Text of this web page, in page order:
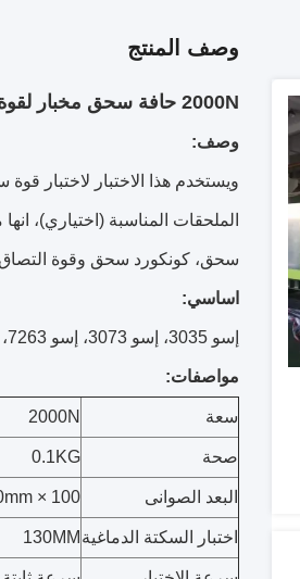
وصف المنتج
2000N حافة سحق مخبار لقوة مقوى مع 130mm إختبار ستروك
وصف:
ويستخدم هذا الاختبار لاختبار
الملحقات المناسبة (اختياري)،
سحق، كونكورد سحق وقوة التصاق
اساسي:
إسو 3035، إسو 3073، إسو 7263، غب / T 2679.8، غب / T 6546-1998، غب / T 6548، غب / T 2679
مواصفات:
سعة 2000N
صحة 0.1KG
البعد الصوانى 100 × 100mm (أو تخصيص حسب احتياجات المستخدم)
اختبار السكتة الدماغية 130MM